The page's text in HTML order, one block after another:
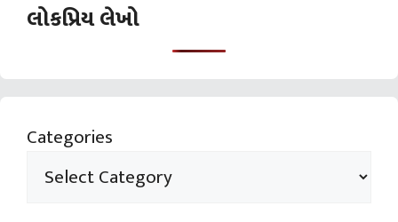
લોકપ્રિય લેખો
Categories